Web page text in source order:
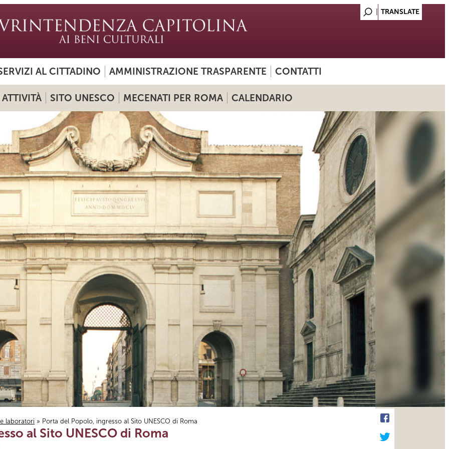
AL CITTADINO AMMINISTRAZIONE TRASPARENTE CONTATTI
ATTIVITÀ SITO UNESCO MECENATI PER ROMA CALENDARIO
laboratori » Porta del Popolo, ingresso al Sito UNESCO di Roma
al Sito UNESCO di Roma